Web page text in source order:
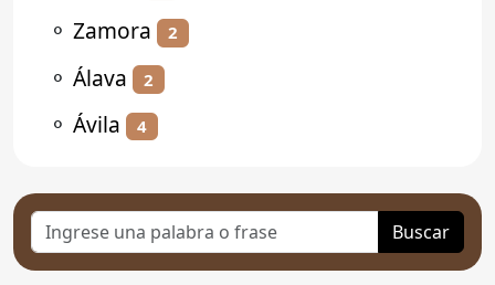
⚬ Zamora 2
⚬ Álava 2
⚬ Ávila 4
Buscar